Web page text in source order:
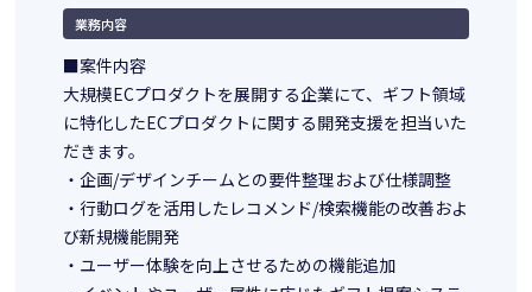
業務内容
■案件内容
大規模ECプロダクトを展開する企業にて、ギフト領域
に特化したECプロダクトに関する開発支援を担当いた
だきます。
・企画/デザインチームとの要件整理および仕様調整
・行動ログを活用したレコメンド/検索機能の改善およ
び新規機能開発
・ユーザー体験を向上させるための機能追加